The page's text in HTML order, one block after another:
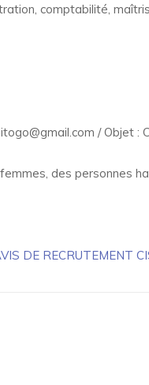
comptabilité,
/ Objet :
des personnes
DE RECRUTEMENT